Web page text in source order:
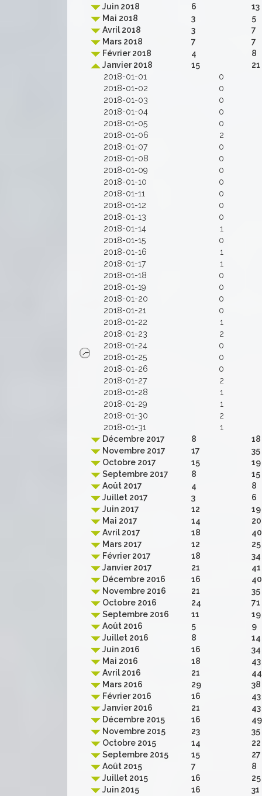
Juin 2018 6
13
Mai 2018
3
5
Avril 2018
3
7
Mars 2018
7
7
Février 2018
4
8
Janvier 2018
15
21
2018-01-01
0
2018-01-02
0
2018-01-03
0
2018-01-04
0
2018-01-05
0
2018-01-06
2
2018-01-07
0
2018-01-08
0
2018-01-09
0
2018-01-10
0
2018-01-11
0
2018-01-12
0
2018-01-13
0
2018-01-14
1
2018-01-15
0
2018-01-16
1
2018-01-17
1
2018-01-18
0
2018-01-19
0
2018-01-20
0
2018-01-21
0
2018-01-22
1
2018-01-23
2
2018-01-24
0
2018-01-25
0
2018-01-26
0
2018-01-27
2
2018-01-28
1
2018-01-29
1
2018-01-30
2
2018-01-31
1
Décembre 2017
8
18
Novembre 2017
17
35
Octobre 2017
15
19
Septembre 2017
8
15
Août 2017
4
8
Juillet 2017
3
6
Juin 2017
12
19
Mai 2017
14
20
Avril 2017
18
40
Mars 2017
12
25
Février 2017
18
34
Janvier 2017
21
41
Décembre 2016
16
40
Novembre 2016
21
35
Octobre 2016
24
71
Septembre 2016
11
19
Août 2016
5
9
Juillet 2016
8
14
Juin 2016
16
34
Mai 2016
18
43
Avril 2016
21
44
Mars 2016
29
38
Février 2016
16
43
Janvier 2016
21
43
Décembre 2015
16
49
Novembre 2015
23
35
Octobre 2015
14
22
Septembre 2015
15
27
Août 2015
7
8
Juillet 2015
16
25
Juin 2015
16
31